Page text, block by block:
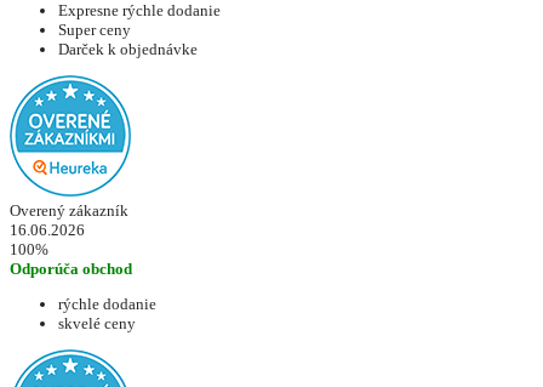
Expresne rýchle dodanie
Super ceny
Darček k objednávke
Overený zákazník
16.06.2026
100%
Odporúča obchod
rýchle dodanie
skvelé ceny